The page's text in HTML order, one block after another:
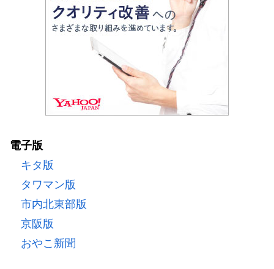
電子版
キタ版
タワマン版
市内北東部版
京阪版
おやこ新聞